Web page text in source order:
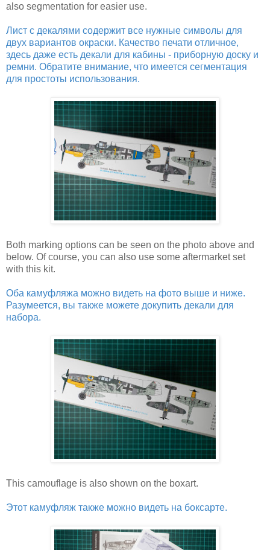
also segmentation for easier use.
Лист с декалями содержит все нужные символы для
двух вариантов окраски. Качество печати отличное,
здесь даже есть декали для кабины - приборную доску и
ремни. Обратите внимание, что имеется сегментация
для простоты использования.
Both marking options can be seen on the photo above and
below. Of course, you can also use some aftermarket set
with this kit.
Оба камуфляжа можно видеть на фото выше и ниже.
Разумеется, вы также можете докупить декали для
набора.
This camouflage is also shown on the boxart.
Этот камуфляж также можно видеть на боксарте.